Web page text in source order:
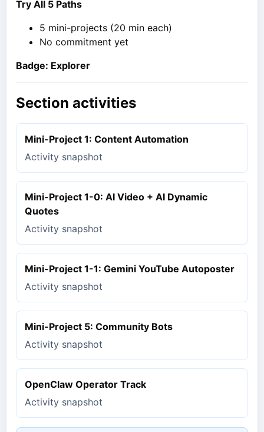
Try All 5 Paths
5 mini-projects (20 min each)
No commitment yet
Badge: Explorer
Section activities
Mini-Project 1: Content Automation
Activity snapshot
Mini-Project 1-0: AI Video + AI Dynamic
Quotes
Activity snapshot
Mini-Project 1-1: Gemini YouTube Autoposter
Activity snapshot
Mini-Project 5: Community Bots
Activity snapshot
OpenClaw Operator Track
Activity snapshot